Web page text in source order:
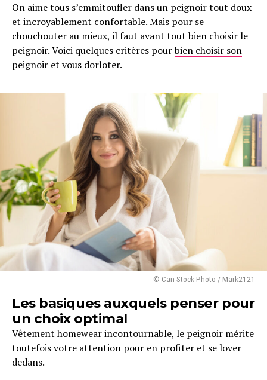
On aime tous s’emmitoufler dans un peignoir tout doux
et incroyablement confortable. Mais pour se
chouchouter au mieux, il faut avant tout bien choisir le
peignoir. Voici quelques critères pourbien choisir son
peignoir et vous dorloter.
© Can Stock Photo / Mark2121
Les basiques auxquels penser pour
un choix optimal
Vêtement homewear incontournable, le peignoir mérite
toutefois votre attention pour en profiter et se lover
dedans.